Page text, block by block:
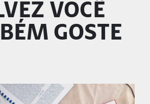
VOCÊ
GOSTE